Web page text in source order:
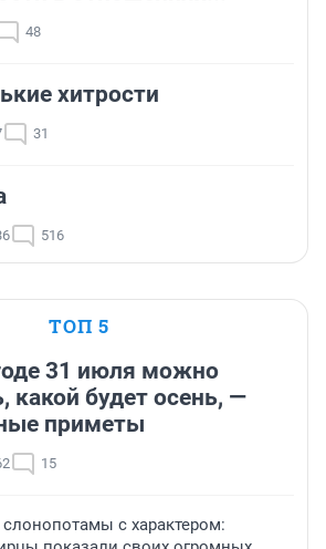
48
хитрости
31
516
ТОП 5
31 июля можно
какой будет осень, —
приметы
15
с характером: